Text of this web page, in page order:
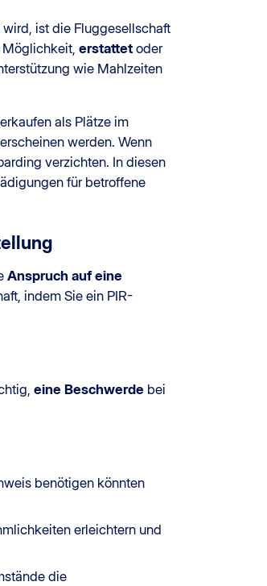
ist die Fluggesellschaft
Möglichkeit, erstattet oder
wie Mahlzeiten
als Plätze im
werden. Wenn
verzichten. In diesen
für betroffene
Anspruch auf eine
indem Sie ein PIR-
eine Beschwerde bei
benötigen könnten
erleichtern und
die